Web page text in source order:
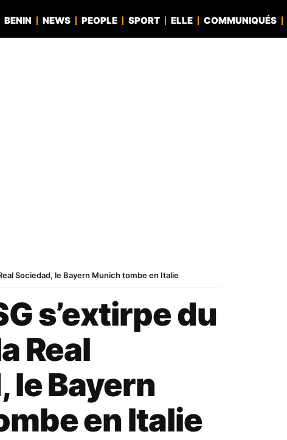
BENIN NEWS PEOPLE SPORT ELLE COMMUNIQUÉS
Sociedad, le Bayern Munich tombe en Italie
s’extirpe du
Real
le Bayern
en Italie